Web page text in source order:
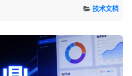
技术文档